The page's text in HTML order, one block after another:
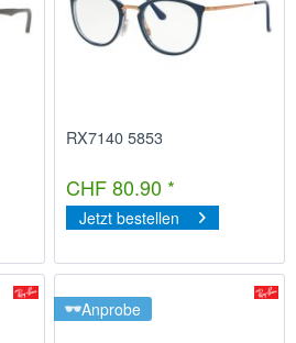
RX7140 5853
CHF 80.90 *
Jetzt bestellen
Anprobe